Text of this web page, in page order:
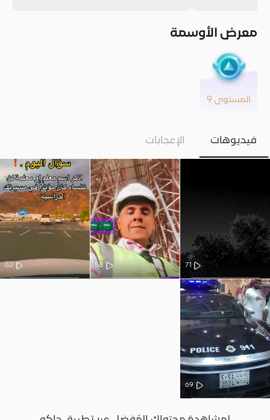
معرض الأوسمة
المستوى 9
فيديوهات الإعجابات
71
58
62
69